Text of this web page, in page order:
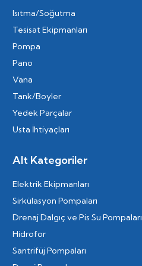
Isıtma/Soğutma
Tesisat Ekipmanları
Pompa
Pano
Vana
Tank/Boyler
Yedek Parçalar
Usta İhtiyaçları
Alt Kategoriler
Elektrik Ekipmanları
Sirkülasyon Pompaları
Drenaj Dalgıç ve Pis Su Pompaları
Hidrofor
Santrifüj Pompaları